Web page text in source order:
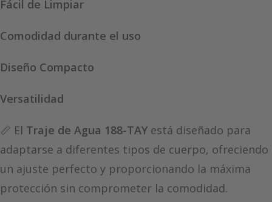
Fácil de Limpiar
Comodidad durante el uso
Diseño Compacto
Versatilidad
📏 El Traje de Agua 188-TAY está diseñado para
adaptarse a diferentes tipos de cuerpo, ofreciendo
un ajuste perfecto y proporcionando la máxima
protección sin comprometer la comodidad.